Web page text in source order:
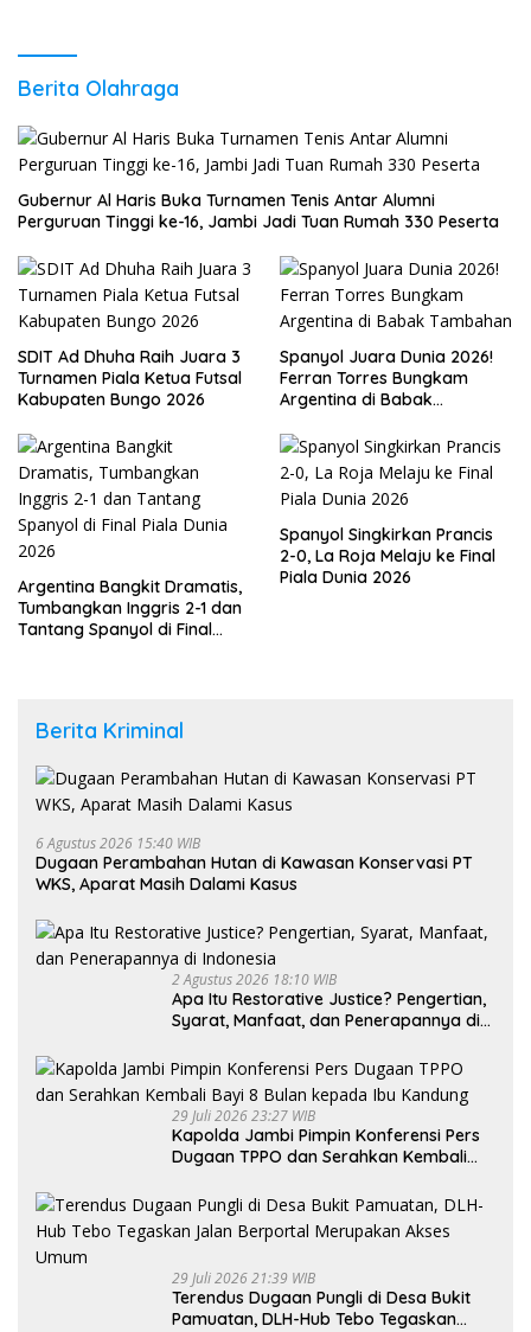
Berita Olahraga
Gubernur Al Haris Buka Turnamen Tenis Antar Alumni
Perguruan Tinggi ke-16, Jambi Jadi Tuan Rumah 330 Peserta
SDIT Ad Dhuha Raih Juara 3
Turnamen Piala Ketua Futsal
Kabupaten Bungo 2026
Spanyol Juara Dunia 2026!
Ferran Torres Bungkam
Argentina di Babak
Argentina Bangkit Dramatis,
Tumbangkan Inggris 2-1 dan
Tantang Spanyol di Final
Spanyol Singkirkan Prancis
2-0, La Roja Melaju ke Final
Piala Dunia 2026
Berita Kriminal
6 Agustus 2026 15:40 WIB
Dugaan Perambahan Hutan di Kawasan Konservasi PT
WKS, Aparat Masih Dalami Kasus
2 Agustus 2026 18:10 WIB
Apa Itu Restorative Justice? Pengertian,
Syarat, Manfaat, dan Penerapannya di
29 Juli 2026 23:27 WIB
Kapolda Jambi Pimpin Konferensi Pers
Dugaan TPPO dan Serahkan Kembali
29 Juli 2026 21:39 WIB
Terendus Dugaan Pungli di Desa Bukit
Pamuatan, DLH-Hub Tebo Tegaskan